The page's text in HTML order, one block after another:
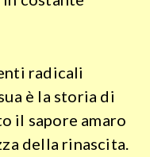
radicali
è la storia di
il sapore amaro
della rinascita.